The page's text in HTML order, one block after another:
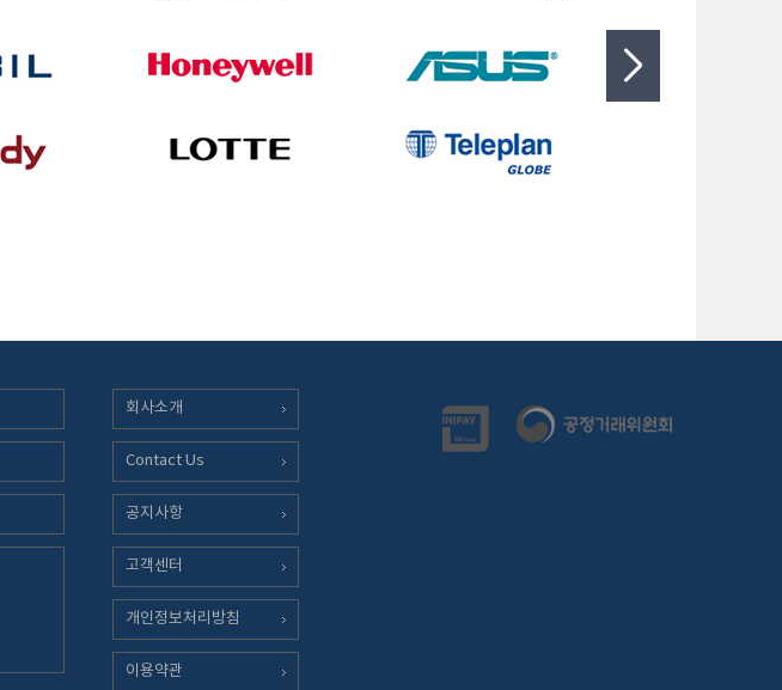
회사소개
Contact Us
공지사항
고객센터
개인정보처리방침
이용약관